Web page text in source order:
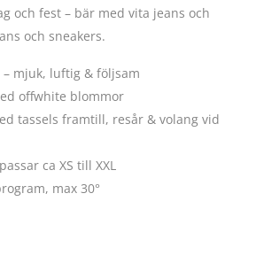
och fest – bär med vita jeans och
och sneakers.
– mjuk, luftig & följsam
offwhite blommor
tassels framtill, resår & volang vid
ca XS till XXL
max 30°